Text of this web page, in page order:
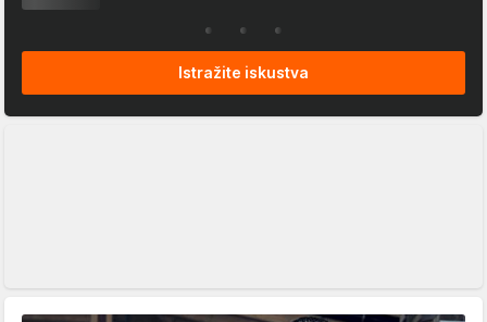
Istražite iskustva